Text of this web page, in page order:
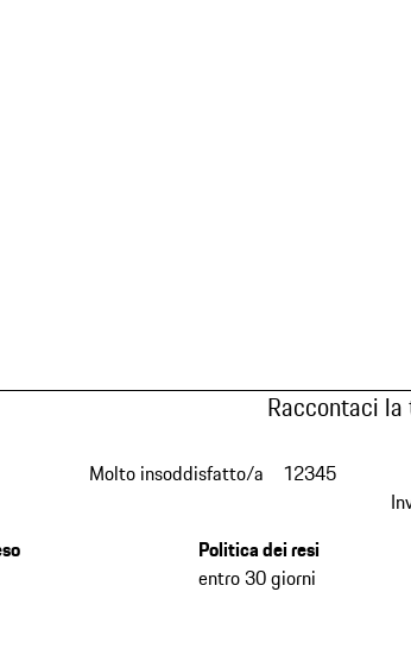
Raccontaci la
Molto insoddisfatto/a 12345
Politica dei resi
entro 30 giorni